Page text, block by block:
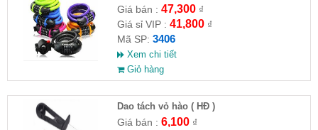
Giá bán : 47,300₫
Giá sỉ VIP : 41,800₫
Mã SP: 3406
Xem chi tiết
Giỏ hàng
Dao tách vỏ hào ( HĐ )
Giá bán : 6,100₫